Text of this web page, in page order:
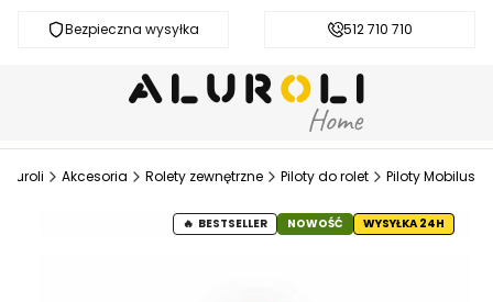
Bezpieczna wysyłka Darmowa dostawa od 200 zł
512 710 710
Aluroli Akcesoria Rolety zewnętrzne Piloty do rolet Piloty Mobilus
BESTSELLER NOWOŚĆ WYSYŁKA 24H